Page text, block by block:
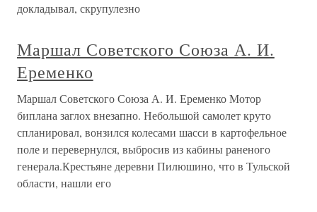
докладывал, скрупулезно
Маршал Советского Союза А. И.
Еременко
Маршал Советского Союза А. И. Еременко Мотор
биплана заглох внезапно. Небольшой самолет круто
спланировал, вонзился колесами шасси в картофельное
поле и перевернулся, выбросив из кабины раненого
генерала.Крестьяне деревни Пилюшино, что в Тульской
области, нашли его